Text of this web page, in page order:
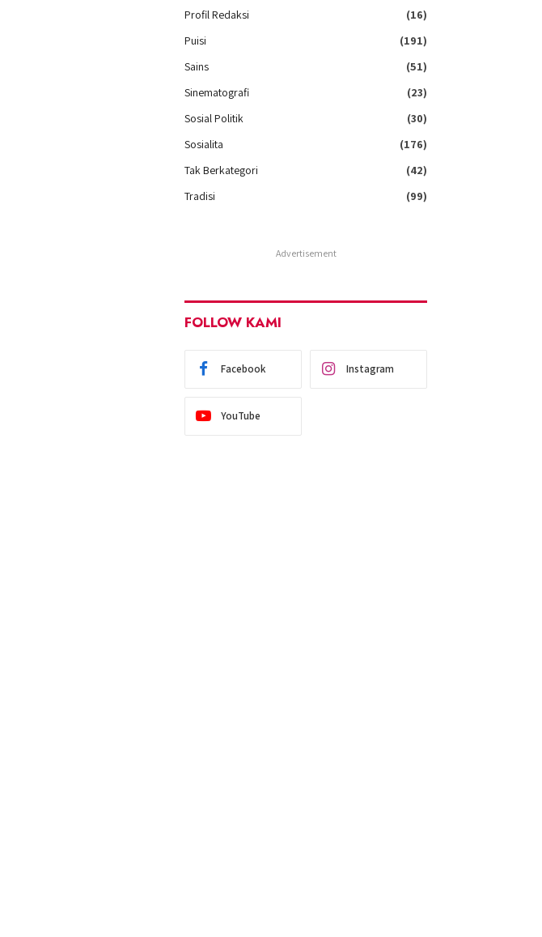
Profil Redaksi
(16)
Puisi
(191)
Sains
(51)
Sinematografi
(23)
Sosial Politik
(30)
Sosialita
(176)
Tak Berkategori
(42)
Tradisi
(99)
Advertisement
FOLLOW KAMI
Facebook Instagram
YouTube